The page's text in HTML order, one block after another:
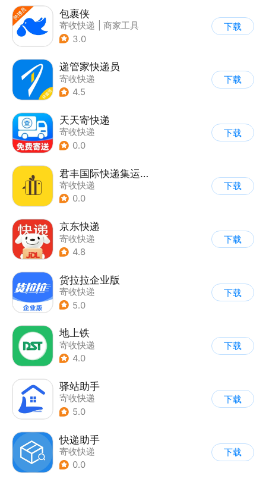
包裹侠
寄收快递
商家工具
3.0
下载
递管家快递员
寄收快递
4.5
下载
天天寄快递
寄收快递
0.0
下载
君丰国际快递集运转运
寄收快递
0.0
下载
京东快递
寄收快递
4.8
下载
货拉拉企业版
寄收快递
5.0
下载
地上铁
寄收快递
4.0
下载
驿站助手
寄收快递
5.0
下载
快递助手
寄收快递
0.0
下载